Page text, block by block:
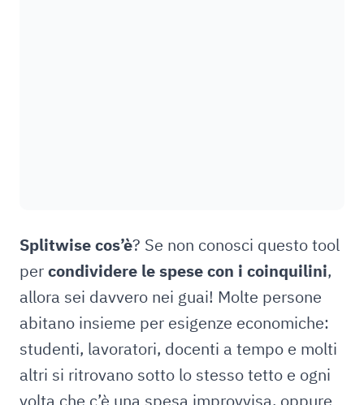
Splitwise cos’è? Se non conosci questo tool
percondividere le spese con i coinquilini,
allora sei davvero nei guai! Molte persone
abitano insieme per esigenze economiche:
studenti, lavoratori, docenti a tempo e molti
altri si ritrovano sotto lo stesso tetto e ogni
volta che c’è una spesa improvvisa, oppure